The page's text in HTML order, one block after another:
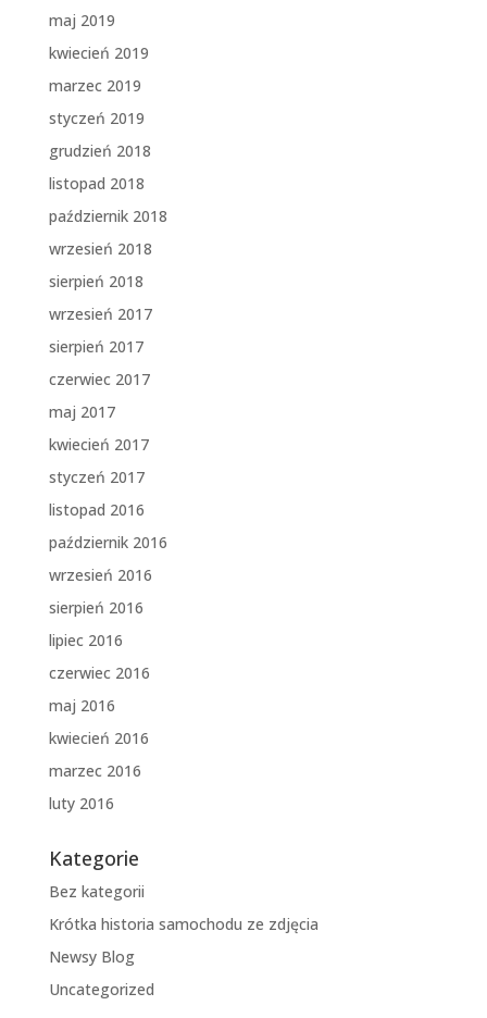
maj 2019
kwiecień 2019
marzec 2019
styczeń 2019
grudzień 2018
listopad 2018
październik 2018
wrzesień 2018
sierpień 2018
wrzesień 2017
sierpień 2017
czerwiec 2017
maj 2017
kwiecień 2017
styczeń 2017
listopad 2016
październik 2016
wrzesień 2016
sierpień 2016
lipiec 2016
czerwiec 2016
maj 2016
kwiecień 2016
marzec 2016
luty 2016
Kategorie
Bez kategorii
Krótka historia samochodu ze zdjęcia
Newsy Blog
Uncategorized